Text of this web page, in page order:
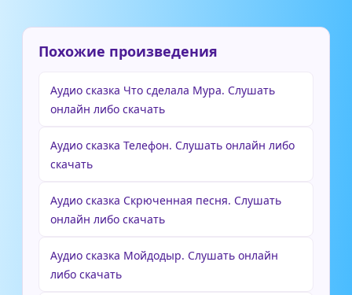
Похожие произведения
Аудио сказка Что сделала Мура. Слушать
онлайн либо скачать
Аудио сказка Телефон. Слушать онлайн либо
скачать
Аудио сказка Скрюченная песня. Слушать
онлайн либо скачать
Аудио сказка Мойдодыр. Слушать онлайн
либо скачать